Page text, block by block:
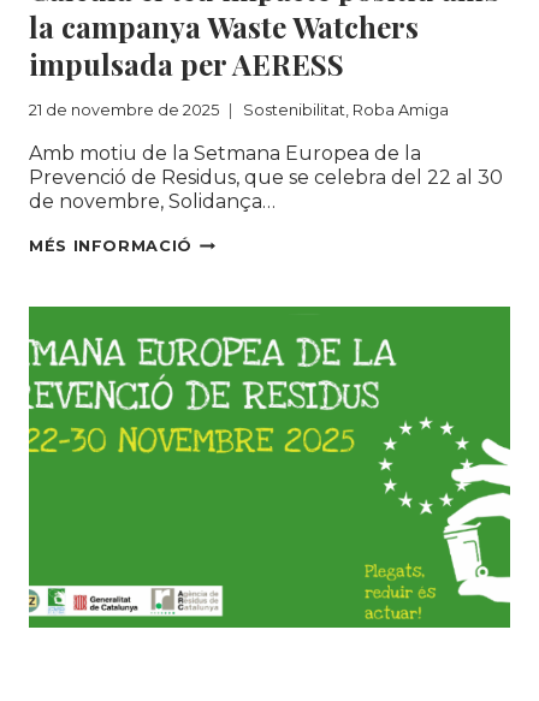
la campanya Waste Watchers
impulsada per AERESS
21 de novembre de 2025 Sostenibilitat, Roba Amiga
Amb motiu de la Setmana Europea de la
Prevenció de Residus, que se celebra del 22 al 30
de novembre, Solidança…
MÉS INFORMACIÓ CALCULA
POSITIU
AMB
LA
CAMPANYA
WASTE